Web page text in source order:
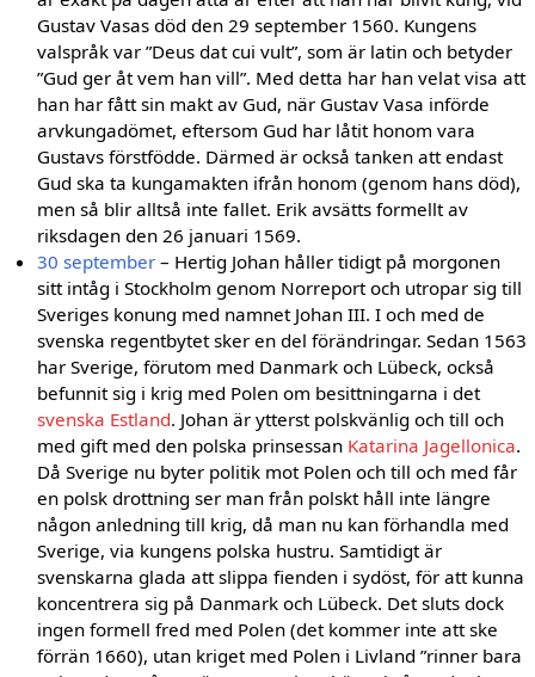
Gustav Vasas död den 29 september 1560. Kungens
valspråk var ”Deus dat cui vult”, som är latin och betyder
”Gud ger åt vem han vill”. Med detta har han velat visa att
han har fått sin makt av Gud, när Gustav Vasa införde
arvkungadömet, eftersom Gud har låtit honom vara
Gustavs förstfödde. Därmed är också tanken att endast
Gud ska ta kungamakten ifrån honom (genom hans död),
men så blir alltså inte fallet. Erik avsätts formellt av
riksdagen den 26 januari 1569.
30 september – Hertig Johan håller tidigt på morgonen
sitt intåg i Stockholm genom Norreport och utropar sig till
Sveriges konung med namnet Johan III. I och med de
svenska regentbytet sker en del förändringar. Sedan 1563
har Sverige, förutom med Danmark och Lübeck, också
befunnit sig i krig med Polen om besittningarna i det
svenska Estland. Johan är ytterst polskvänlig och till och
med gift med den polska prinsessan Katarina Jagellonica.
Då Sverige nu byter politik mot Polen och till och med får
en polsk drottning ser man från polskt håll inte längre
någon anledning till krig, då man nu kan förhandla med
Sverige, via kungens polska hustru. Samtidigt är
svenskarna glada att slippa fienden i sydöst, för att kunna
koncentrera sig på Danmark och Lübeck. Det sluts dock
ingen formell fred med Polen (det kommer inte att ske
förrän 1660), utan kriget med Polen i Livland ”rinner bara